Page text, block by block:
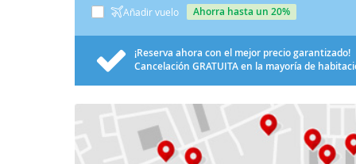
Añadir vuelo ahorra hasta un 20%
¡Reserva ahora con el mejor precio garantizado!
Cancelación GRATUITAen la mayoría de